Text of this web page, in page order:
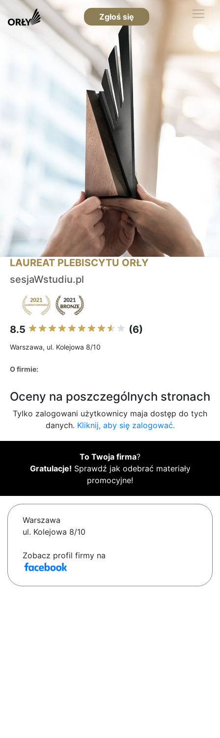
Zgłoś się
LAUREAT PLEBISCYTU ORŁY
sesjaWstudiu.pl
8.5 (6)
Warszawa, ul. Kolejowa 8/10
O firmie:
Oceny na poszczególnych stronach
Tylko zalogowani użytkownicy maja dostęp do tych
danych. Kliknij, aby się zalogować.
To Twoja firma?
Gratulacje! Sprawdź jak odebrać materiały
promocyjne!
Warszawa
ul. Kolejowa 8/10
Zobacz profil firmy na